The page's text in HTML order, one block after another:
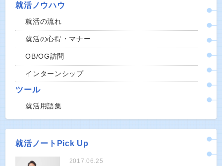
就活ノウハウ
就活の流れ
就活の心得・マナー
OB/OG訪問
インターンシップ
ツール
就活用語集
就活ノートPick Up
2017.06.25